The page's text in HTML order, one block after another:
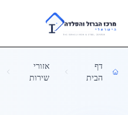
Skip to main content
דף
הבית
אזורי
שירות